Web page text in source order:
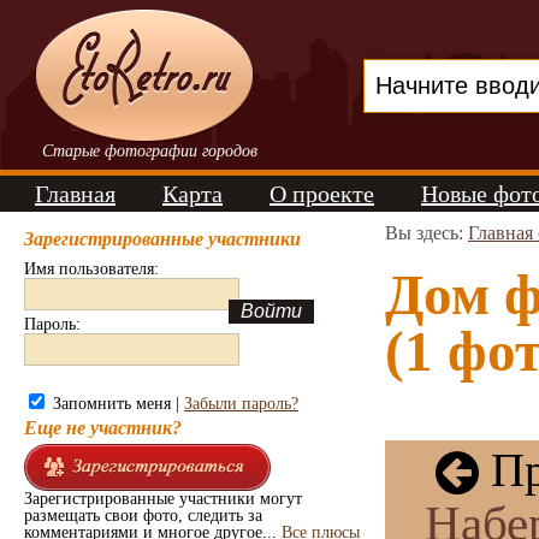
Старые фотографии городов
Главная Карта О проекте Новые
Зарегистрированные участники
Имя пользователя:
Пароль:
Запомнить меня | Забыли пароль?
Еще не участник?
Зарегистрированные участники могут
размещать свои фото, следить за
комментариями и многое другое... Все плюсы
Вы здесь: Главная
Дом
(1